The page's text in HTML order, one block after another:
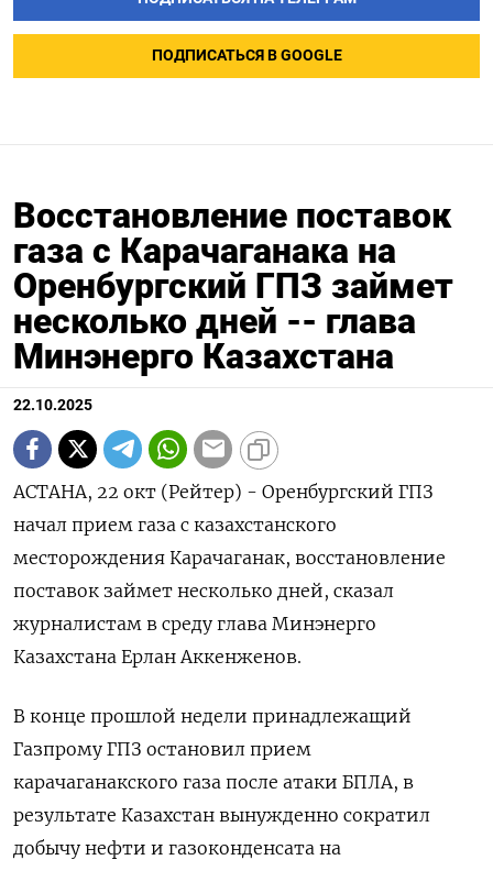
ПОДПИСАТЬСЯ В GOOGLE
Восстановление поставок
газа с Карачаганака на
Оренбургский ГПЗ займет
несколько дней -- глава
Минэнерго Казахстана
22.10.2025
АСТАНА, 22 окт (Рейтер) - Оренбургский ГПЗ
начал прием газа с казахстанского
месторождения Карачаганак, восстановление
поставок займет несколько дней, сказал
журналистам в среду глава Минэнерго
Казахстана Ерлан Аккенженов.
В конце прошлой недели принадлежащий
Газпрому ГПЗ остановил прием
карачаганакского газа после атаки БПЛА, в
результате Казахстан вынужденно сократил
добычу нефти и газоконденсата на